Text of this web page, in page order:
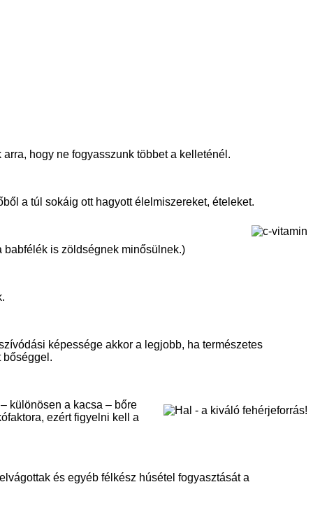
hogy ne fogyasszunk többet a kelleténél.
a túl sokáig ott hagyott élelmiszereket, ételeket.
is zöldségnek minősülnek.)
képessége akkor a legjobb, ha természetes
bőséggel.
különösen a kacsa – bőre
ezért figyelni kell a
és egyéb félkész húsétel fogyasztását a